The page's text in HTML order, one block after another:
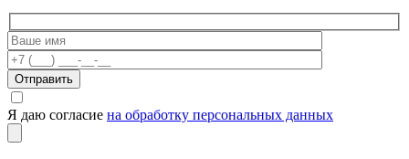
Отправить
Я даю согласие на обработку персональных данных